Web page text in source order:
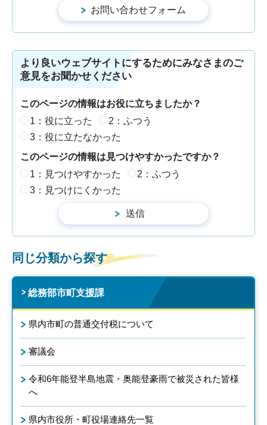
より良いウェブサイトにするためにみなさまのご
意見をお聞かせください
このページの情報はお役に立ちましたか？
1：役に立った
2：ふつう
3：役に立たなかった
このページの情報は見つけやすかったですか？
1：見つけやすかった
2：ふつう
3：見つけにくかった
同じ分類から探す
総務部市町支援課
県内市町の普通交付税について
審議会
令和6年能登半島地震・奥能登豪雨で被災された皆様
へ
県内市役所・町役場連絡先一覧